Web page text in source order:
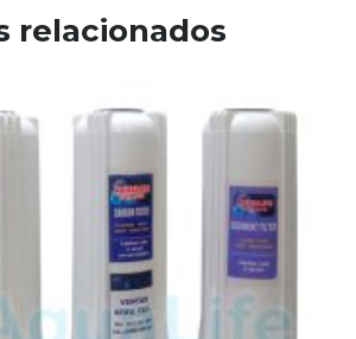
relacionados